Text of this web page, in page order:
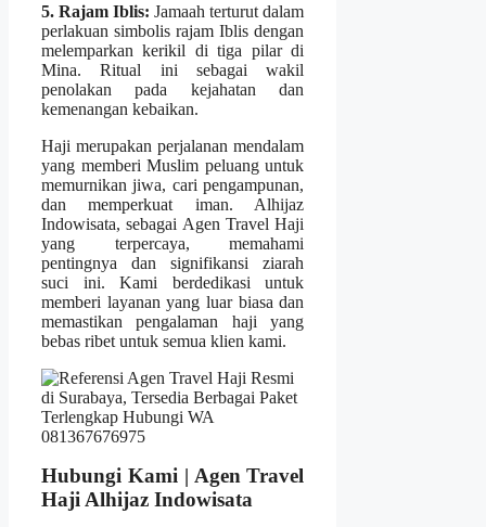
5. Rajam Iblis: Jamaah terturut dalam
perlakuan simbolis rajam Iblis dengan
melemparkan kerikil di tiga pilar di
Mina. Ritual ini sebagai wakil
penolakan pada kejahatan dan
kemenangan kebaikan.
Haji merupakan perjalanan mendalam
yang memberi Muslim peluang untuk
memurnikan jiwa, cari pengampunan,
dan memperkuat iman. Alhijaz
Indowisata, sebagai Agen Travel Haji
yang terpercaya, memahami
pentingnya dan signifikansi ziarah
suci ini. Kami berdedikasi untuk
memberi layanan yang luar biasa dan
memastikan pengalaman haji yang
bebas ribet untuk semua klien kami.
Hubungi Kami | Agen Travel
Haji Alhijaz Indowisata